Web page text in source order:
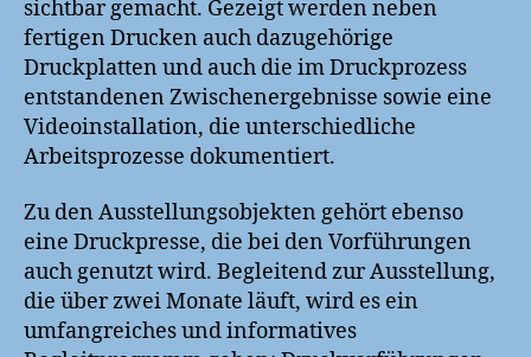
sichtbar gemacht. Gezeigt werden neben
fertigen Drucken auch dazugehörige
Druckplatten und auch die im Druckprozess
entstandenen Zwischenergebnisse sowie eine
Videoinstallation, die unterschiedliche
Arbeitsprozesse dokumentiert.
Zu den Ausstellungsobjekten gehört ebenso
eine Druckpresse, die bei den Vorführungen
auch genutzt wird. Begleitend zur Ausstellung,
die über zwei Monate läuft, wird es ein
umfangreiches und informatives